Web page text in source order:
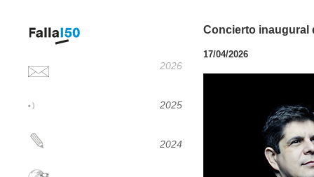
2026
2025
2024
Concierto inaugural
17/04/2026